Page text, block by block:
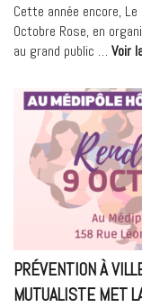
Cette année encore, Le
Octobre Rose, en
au grand public … Voir
PRÉVENTION À
MUTUALISTE MET